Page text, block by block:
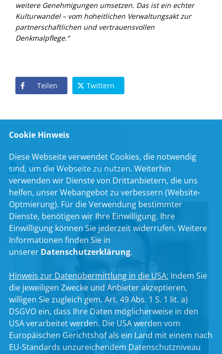
weitere Genehmigungen umsetzen. Das ist ein echter
Kulturwandel – vom hoheitlichen Verwaltungsakt zur
partnerschaftlichen und vertrauensvollen
Denkmalpflege.“
Teilen Twittern
Zu den Personen
Cookie Hinweis
Diese Webseite verwendet Cookies, die notwendig
sind, um die Webseite zu nutzen. Weiterhin
verwenden wir Dienste von Drittanbietern, die uns
helfen, unser Webangebot zu verbessern (Website-
Optmierung). Für die Verwendung bestimmter
Dienste, benötigen wir Ihre Einwilligung. Ihre
Einwilligung können Sie jederzeit widerrufen. Weitere
Informationen finden Sie in
unserer Datenschutzerklärung.
Hinweis zur Datenübermittlung in die USA: Indem Sie
die jeweiligen Zwecke und Anbieter akzeptieren,
willigen Sie zugleich gem. Art. 49 Abs. 1 S. 1 lit. a)
DSGVO ein, dass Ihre Daten möglicherweise in den
USA verarbeitet werden. Die USA werden vom
Europäischen Gerichtshof als ein Land mit einem nach
EU-Standards unzureichendem Datenschutzniveau